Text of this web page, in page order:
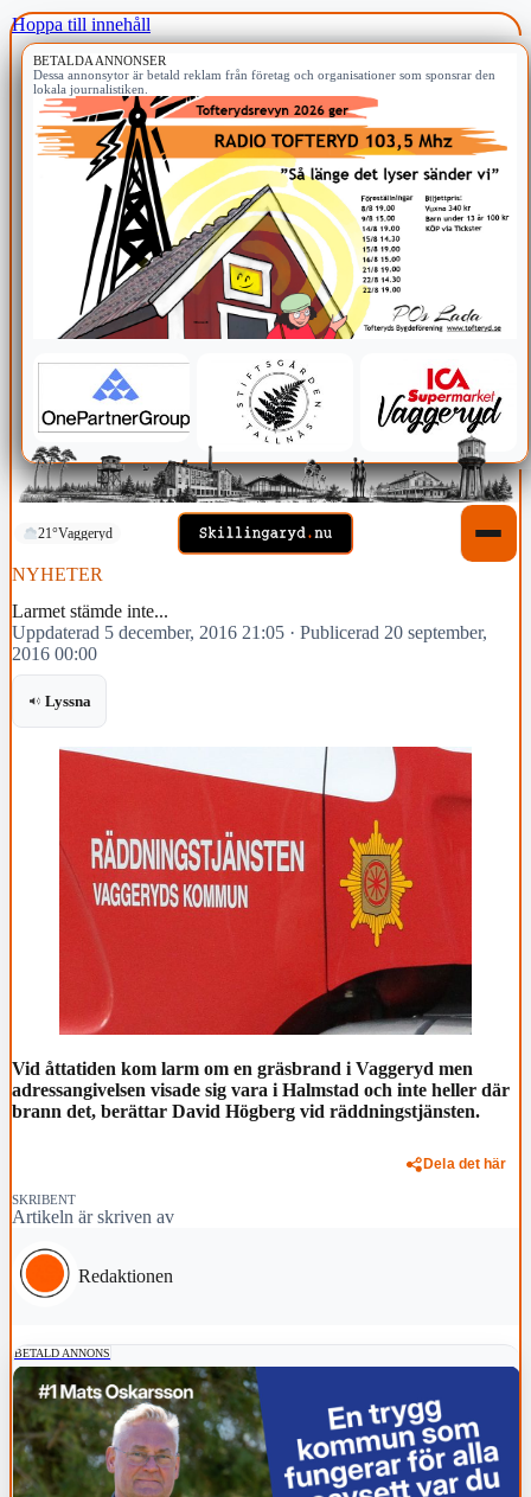
Hoppa till innehåll
BETALDA ANNONSER
Dessa annonsytor är betald reklam från företag och organisationer som sponsrar den
lokala journalistiken.
21°Vaggeryd
NYHETER
Larmet stämde inte...
Uppdaterad 5 december, 2016 21:05 · Publicerad 20 september,
2016 00:00
Lyssna
Vid åttatiden kom larm om en gräsbrand i Vaggeryd men
adressangivelsen visade sig vara i Halmstad och inte heller där
brann det, berättar David Högberg vid räddningstjänsten.
Dela det här
SKRIBENT
Artikeln är skriven av
Redaktionen
BETALD ANNONS